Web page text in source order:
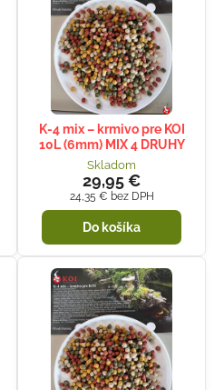
K-4 mix – krmivo pre KOI
10L (6mm) MIX 4 DRUHY
Skladom
29,95 €
24,35 € bez DPH
Do košíka